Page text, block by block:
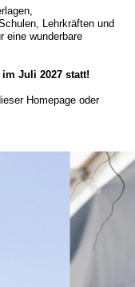
Lehrkräften und
eine wunderbare
Juli 2027 statt!
Homepage oder